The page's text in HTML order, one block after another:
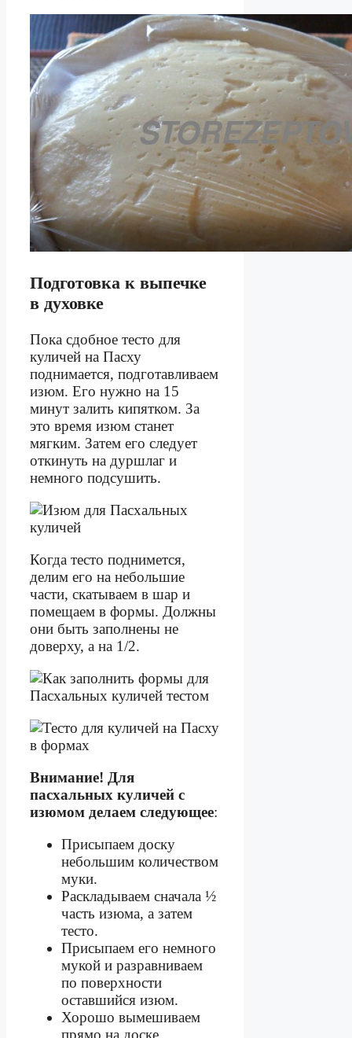
Подготовка к выпечке
в духовке
Пока сдобное тесто для
куличей на Пасху
поднимается, подготавливаем
изюм. Его нужно на 15
минут залить кипятком. За
это время изюм станет
мягким. Затем его следует
откинуть на дуршлаг и
немного подсушить.
Когда тесто поднимется,
делим его на небольшие
части, скатываем в шар и
помещаем в формы. Должны
они быть заполнены не
доверху, а на 1/2.
Внимание! Для
пасхальных куличей с
изюмом делаем следующее:
Присыпаем доску
небольшим количеством
муки.
Раскладываем сначала ½
часть изюма, а затем
тесто.
Присыпаем его немного
мукой и разравниваем
по поверхности
оставшийся изюм.
Хорошо вымешиваем
прямо на доске.